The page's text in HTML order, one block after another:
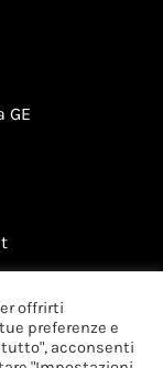
GE
offrirti
preferenze e
acconsenti